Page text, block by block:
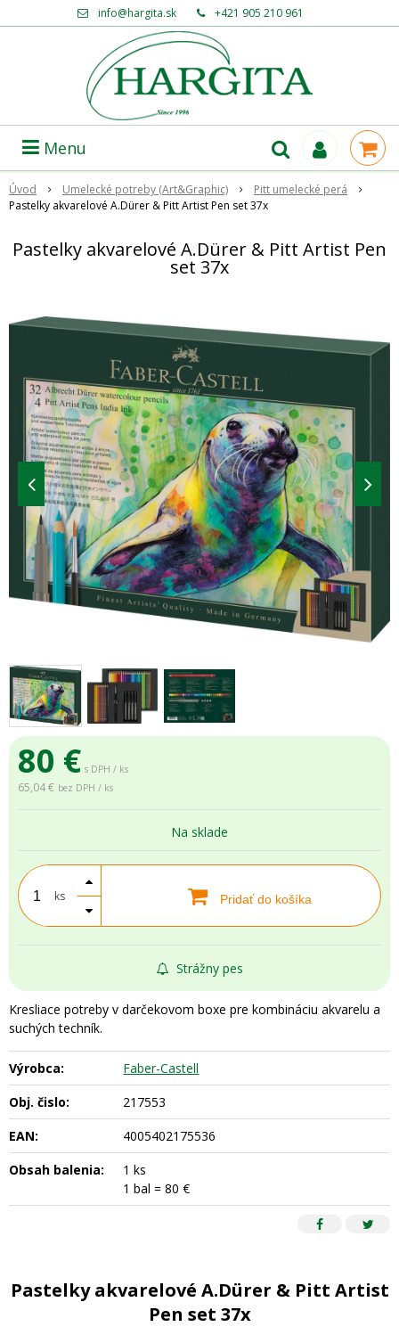
info@hargita.sk +421 905 210 961
Menu
Úvod Umelecké potreby (Art&Graphic)
Pitt umelecké perá
Pastelky akvarelové A.Dürer & Pitt Artist Pen set 37x
Pastelky akvarelové A.Dürer & Pitt Artist Pen
set 37x
80 € s DPH / ks
65,04 € bez DPH / ks
Na sklade
ks Pridať do košíka
Strážny pes
Kresliace potreby v darčekovom boxe pre kombináciu akvarelu a
suchých techník.
Výrobca:
Faber-Castell
Obj. čislo:
217553
EAN:
4005402175536
Obsah balenia:
1 ks
1 bal = 80 €
Pastelky akvarelové A.Dürer & Pitt Artist
Pen set 37x